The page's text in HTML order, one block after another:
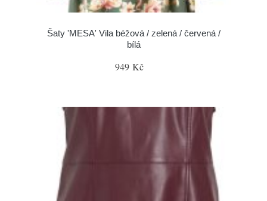
Šaty 'MESA' Vila béžová / zelená / červená /
bílá
949 Kč